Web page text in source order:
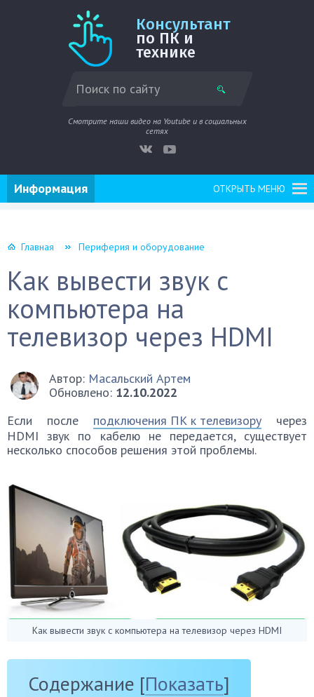
Консультант
по ПК и
технике
Смотрите наши видео на Youtube и в социальных
сетях
ОТКРЫТЬ МЕНЮ
Информация
Главная Периферия и оборудование
Как вывести звук с
компьютера на
телевизор через HDMI
Автор: Масальский Артем
Обновлено: 12.10.2022
Если после подключения ПК к телевизору через
HDMI звук по кабелю не передается, существует
несколько способов решения этой проблемы.
Как вывести звук с компьютера на телевизор через HDMI
Содержание [Показать]